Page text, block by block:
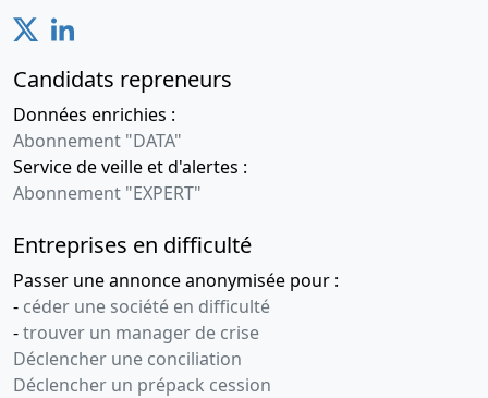
Candidats repreneurs
Données enrichies :
Abonnement "DATA"
Service de veille et d'alertes :
Abonnement "EXPERT"
Entreprises en difficulté
Passer une annonce anonymisée pour :
- céder une société en difficulté
-trouver un manager de crise
Déclencher une conciliation
Déclencher un prépack cession